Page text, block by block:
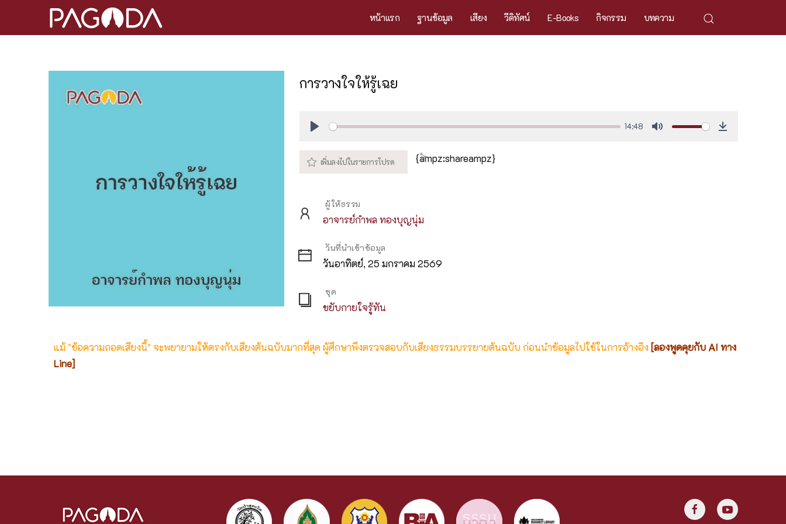
หน้าแรก ฐานข้อมูล เสียง วีดิทัศน์ E-Books กิจกรรม บทความ
การวางใจให้รู้เฉย
14:48
{ampz:shareampz}
ผู้ให้ธรรม
อาจารย์กำพล ทองบุญนุ่ม
วันที่นำเข้าข้อมูล
วันอาทิตย์, 25 มกราคม 2569
ชุด
ขยับกายใจรู้ทัน
แม้ "ข้อความถอดเสียงนี้" จะพยายามให้ตรงกับเสียงต้นฉบับมากที่สุด ผู้ศึกษาพึงตรวจสอบกับเสียงธรรมบรรยายต้นฉบับ ก่อนนำข้อมูลไปใช้ในการอ้างอิง [ลองพูดคุยกับ AI ทาง
Line]